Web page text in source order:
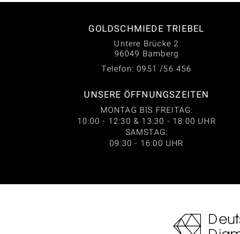
GOLDSCHMIEDE TRIEBEL
Untere Brücke 2
96049 Bamberg
Telefon: 0951 /56 456
UNSERE ÖFFNUNGSZEITEN
MONTAG BIS FREITAG:
10:00 - 12:30 & 13:30 - 18:00 UHR
SAMSTAG:
09:30 - 16:00 UHR